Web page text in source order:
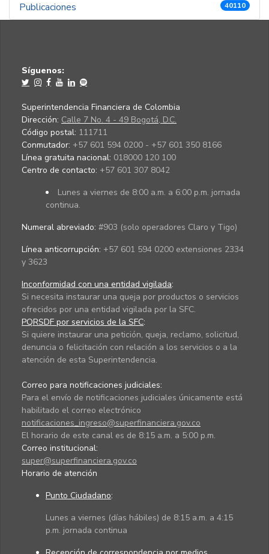
Publicaciones 40110
Síguenos:
Superintendencia Financiera de Colombia
Dirección: Calle 7 No. 4 - 49 Bogotá, D.C.
Código postal: 111711
Conmutador: +57 601 594 0200 - +57 601 350 8166
Línea gratuita nacional: 018000 120 100
Centro de contacto: +57 601 307 8042
Lunes a viernes de 8:00 a.m. a 6:00 p.m. jornada
continua.
Numeral abreviado: #903 (solo operadores Claro y Tigo)
Línea anticorrupción: +57 601 594 0200 extensiones 2334
y 3623
Inconformidad con una entidad vigilada:
Si necesita instaurar una queja por productos o servicios
ofrecidos por una entidad vigilada por la SFC.
PQRSDF por servicios de la SFC:
Si quiere instaurar una petición, queja, reclamo, solicitud,
denuncia o felicitación con relación a los servicios o a la
atención de esta Superintendencia.
Correo para notificaciones judiciales:
Para el envío de notificaciones judiciales únicamente está
habilitado el correo electrónico
notificaciones_ingreso@superfinanciera.gov.co
El horario de este canal es de 8:15 a.m. a 5:00 p.m.
Correo institucional:
super@superfinanciera.gov.co
Horario de atención
Punto Ciudadano:
Lunes a viernes (días hábiles) de 8:15 a.m. a 4:15
p.m. jornada continua